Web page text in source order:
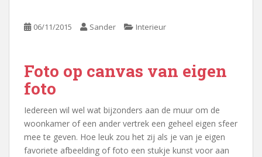
06/11/2015 Sander Interieur
Foto op canvas van eigen
foto
Iedereen wil wel wat bijzonders aan de muur om de
woonkamer of een ander vertrek een geheel eigen sfeer
mee te geven. Hoe leuk zou het zij als je van je eigen
favoriete afbeelding of foto een stukje kunst voor aan